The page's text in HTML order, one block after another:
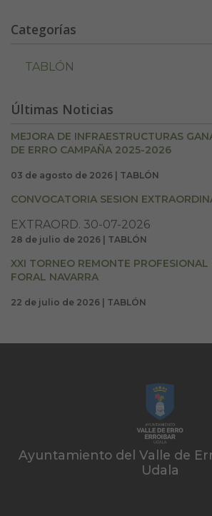
Categorías
TABLÓN
Últimas Noticias
MEJORA DE INFRAESTRUCTURAS
DE ERRO CAMPAÑA 2025-2026
03 de agosto de 2026 | TABLÓN
CONVOCATORIA SESION
EXTRAORD. 30-07-2026
28 de julio de 2026 | TABLÓN
XXI TORNEO REMONTE
FORAL NAVARRA
22 de julio de 2026 | TABLÓN
Ayuntamiento del Valle de
Udala